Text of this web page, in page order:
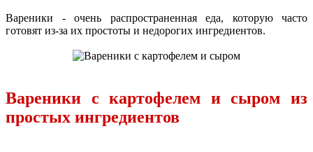
Вареники - очень распространенная еда, которую часто
готовят из-за их простоты и недорогих ингредиентов.
Вареники с картофелем и сыром из
простых ингредиентов